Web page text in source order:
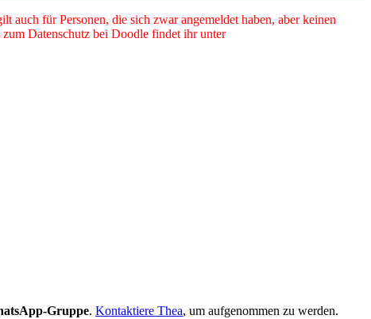
auch für Personen, die sich zwar angemeldet haben, aber keinen
Datenschutz bei Doodle findet ihr unter
Gruppe. Kontaktiere Thea, um aufgenommen zu werden.